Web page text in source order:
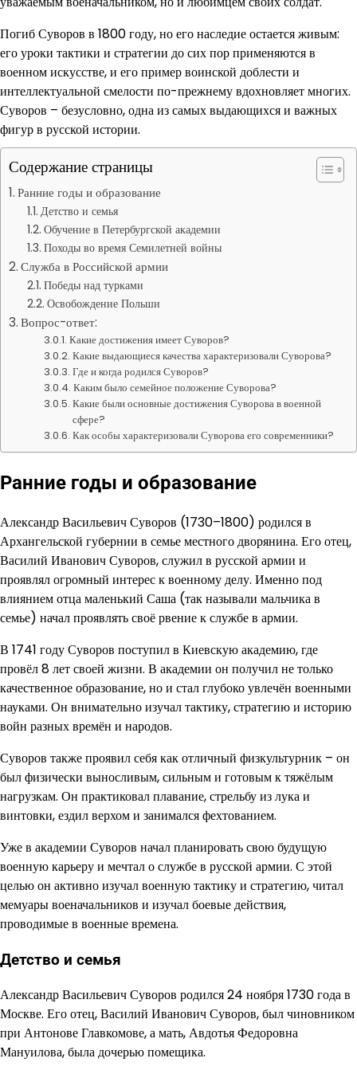
Погиб Суворов в 1800 году, но его наследие остается живым:
его уроки тактики и стратегии до сих пор применяются в
военном искусстве, и его пример воинской доблести и
интеллектуальной смелости по-прежнему вдохновляет многих.
Суворов – безусловно, одна из самых выдающихся и важных
фигур в русской истории.
Содержание страницы
Ранние годы и образование
Детство и семья
Обучение в Петербургской академии
Походы во время Семилетней войны
Служба в Российской армии
Победы над турками
Освобождение Польши
Вопрос-ответ:
Какие достижения имеет Суворов?
Какие выдающиеся качества характеризовали Суворова?
Где и когда родился Суворов?
Каким было семейное положение Суворова?
Какие были основные достижения Суворова в военной
сфере?
Как особы характеризовали Суворова его современники?
Ранние годы и образование
Александр Васильевич Суворов (1730–1800) родился в
Архангельской губернии в семье местного дворянина. Его отец,
Василий Иванович Суворов, служил в русской армии и
проявлял огромный интерес к военному делу. Именно под
влиянием отца маленький Саша (так называли мальчика в
семье) начал проявлять своё рвение к службе в армии.
В 1741 году Суворов поступил в Киевскую академию, где
провёл 8 лет своей жизни. В академии он получил не только
качественное образование, но и стал глубоко увлечён военными
науками. Он внимательно изучал тактику, стратегию и историю
войн разных времён и народов.
Суворов также проявил себя как отличный физкультурник – он
был физически выносливым, сильным и готовым к тяжёлым
нагрузкам. Он практиковал плавание, стрельбу из лука и
винтовки, ездил верхом и занимался фехтованием.
Уже в академии Суворов начал планировать свою будущую
военную карьеру и мечтал о службе в русской армии. С этой
целью он активно изучал военную тактику и стратегию, читал
мемуары военачальников и изучал боевые действия,
проводимые в военные времена.
Детство и семья
Александр Васильевич Суворов родился 24 ноября 1730 года в
Москве. Его отец, Василий Иванович Суворов, был чиновником
при Антонове Главкомове, а мать, Авдотья Федоровна
Мануилова, была дочерью помещика.